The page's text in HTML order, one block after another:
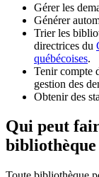
Gérer les
Générer
Trier les
directrices du
québécoises.
Tenir compte
gestion des
Obtenir des
Qui peut